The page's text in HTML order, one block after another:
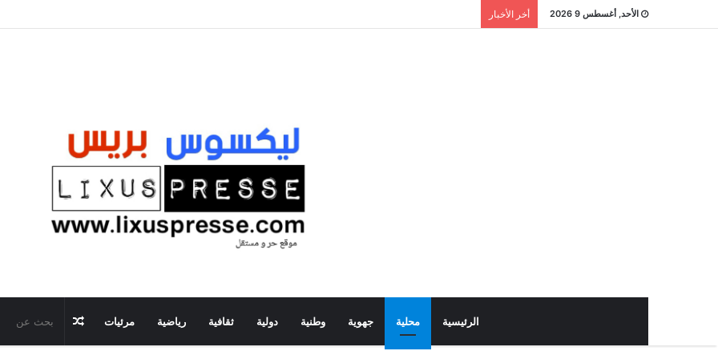
الأحد, أغسطس 9 2026 أخر الأخبار
الرئيسية محلية جهوية وطنية دولية ثقافية رياضية مرئيات مقال